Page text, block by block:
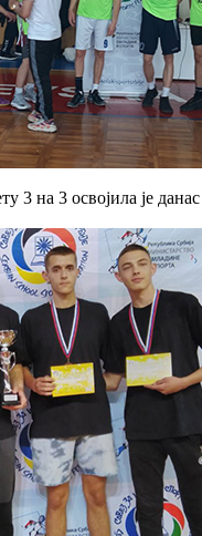
3 на 3 освојила је